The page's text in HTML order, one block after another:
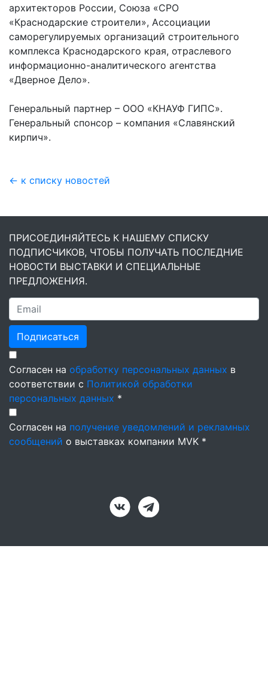
архитекторов России, Союза «СРО
«Краснодарские строители», Ассоциации
саморегулируемых организаций строительного
комплекса Краснодарского края, отраслевого
информационно-аналитического агентства
«Дверное Дело».
Генеральный партнер – ООО «КНАУФ ГИПС».
Генеральный спонсор – компания «Славянский
кирпич».
← к списку новостей
ПРИСОЕДИНЯЙТЕСЬ К НАШЕМУ СПИСКУ
ПОДПИСЧИКОВ, ЧТОБЫ ПОЛУЧАТЬ ПОСЛЕДНИЕ
НОВОСТИ ВЫСТАВКИ И СПЕЦИАЛЬНЫЕ
ПРЕДЛОЖЕНИЯ.
Подписаться
Согласен на обработку персональных данных в
соответствии с Политикой обработки
персональных данных *
Согласен на получение уведомлений и рекламных
сообщений о выставках компании MVK *